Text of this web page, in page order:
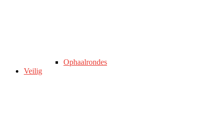
Ophaalrondes
Veilig